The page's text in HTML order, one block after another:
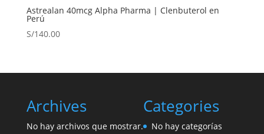
Astrealan 40mcg Alpha Pharma | Clenbuterol en
Perú
S/140.00
Archives
No hay archivos que mostrar.
Categories
No hay categorías